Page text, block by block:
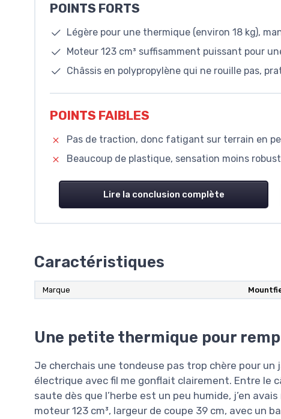
POINTS FORTS
Légère pour une thermique (environ 18 kg),
Moteur 123 cm³ suffisamment puissant pour
Châssis en polypropylène qui ne rouille pas,
POINTS FAIBLES
Pas de traction, donc fatigant sur terrain en
Beaucoup de plastique, sensation moins
Lire la conclusion complète
Caractéristiques
Marque
Une petite thermique pour
Je cherchais une tondeuse pas trop chère pour un
électrique avec fil me gonflait clairement. Entre le
saute dès que l’herbe est un peu humide, j’en
moteur 123 cm³, largeur de coupe 39 cm, avec un